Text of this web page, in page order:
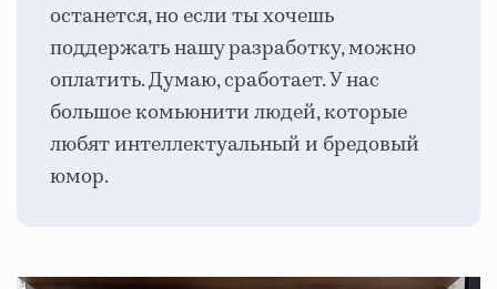
останется, но если ты хочешь
поддержать нашу разработку, можно
оплатить. Думаю, сработает. У нас
большое комьюнити людей, которые
любят интеллектуальный и бредовый
юмор.